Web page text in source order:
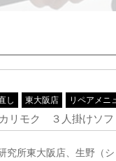
し 東大阪店 リペアメニ
リモク ３人掛けソ
究所東大阪店、生野（